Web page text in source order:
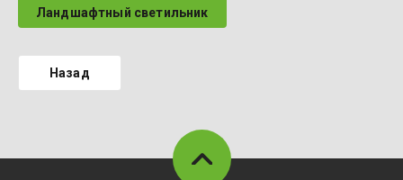
Ландшафтный светильник
Назад